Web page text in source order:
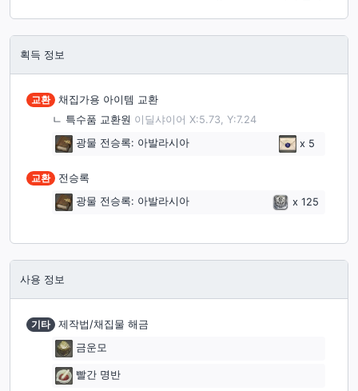
획득 정보
교환
채집가용 아이템 교환
ㄴ 특수품 교환원 이딜샤이어 X:5.73, Y:7.24
광물 전승록: 아발라시아
x 5
교환
전승록
광물 전승록: 아발라시아
x 125
사용 정보
기타
제작법/채집물 해금
금운모
빨간 명반